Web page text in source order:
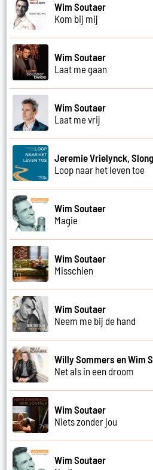
Wim Soutaer
Kom bij mij
Wim Soutaer
Laat me gaan
Wim Soutaer
Laat me vrij
Jeremie Vrielynck,
Loop naar het leven toe
Wim Soutaer
Magie
Wim Soutaer
Misschien
Wim Soutaer
Neem me bij de hand
Willy Sommers en Wim
Net als in een droom
Wim Soutaer
Niets zonder jou
Wim Soutaer